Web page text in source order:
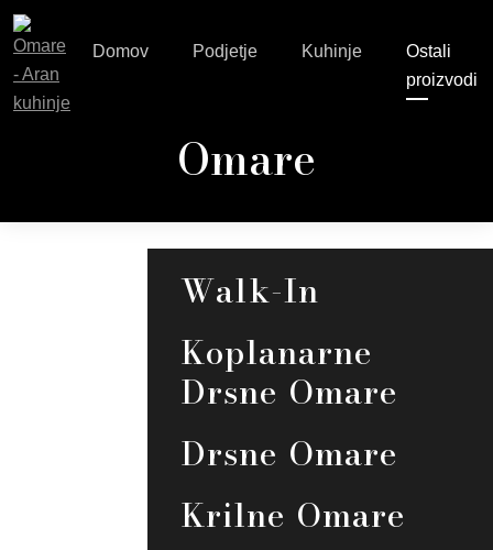
Domov Podjetje Kuhinje
Ostali
proizvodi
Omare
Walk-In
Garderoba
Koplanarne
Drsne Omare
Drsne Omare
Krilne Omare